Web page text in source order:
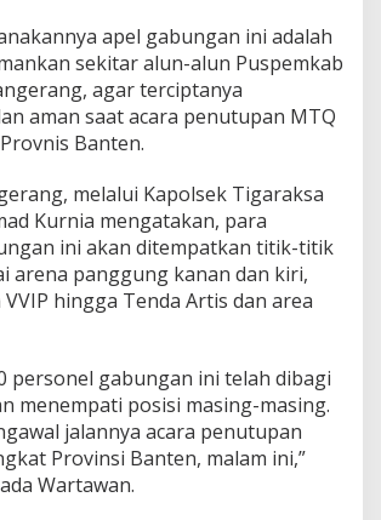
apel gabungan ini adalah
sekitar alun-alun Puspemkab
agar terciptanya
aman saat acara penutupan MTQ
Banten.
melalui Kapolsek Tigaraksa
Kurnia mengatakan, para
ini akan ditempatkan titik-titik
arena panggung kanan dan kiri,
VVIP hingga Tenda Artis dan area
personel gabungan ini telah dibagi
menempati posisi masing-masing.
jalannya acara penutupan
Provinsi Banten, malam ini,”
Wartawan.